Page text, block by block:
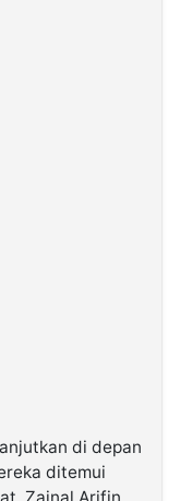
di depan
ditemui